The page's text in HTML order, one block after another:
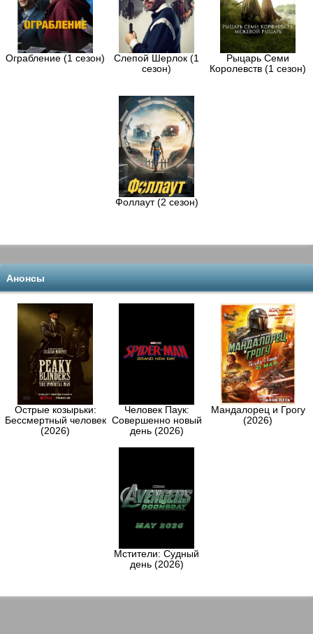
Ограбление (1 сезон)
Слепой Шерлок (1
сезон)
Рыцарь Семи
Королевств (1 сезон)
Фоллаут (2 сезон)
Анонсы
Острые козырьки:
Бессмертный человек
(2026)
Человек Паук:
Совершенно новый
день (2026)
Мандалорец и Грогу
(2026)
Мстители: Судный
день (2026)